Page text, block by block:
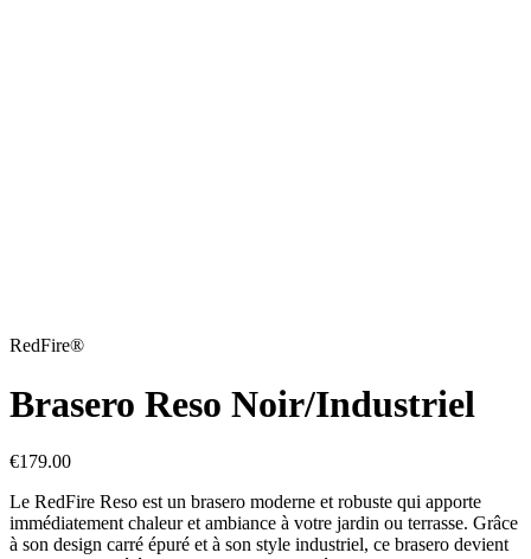
RedFire®
Brasero Reso Noir/Industriel
€179.00
Le RedFire Reso est un brasero moderne et robuste qui apporte
immédiatement chaleur et ambiance à votre jardin ou terrasse. Grâce
à son design carré épuré et à son style industriel, ce brasero devient